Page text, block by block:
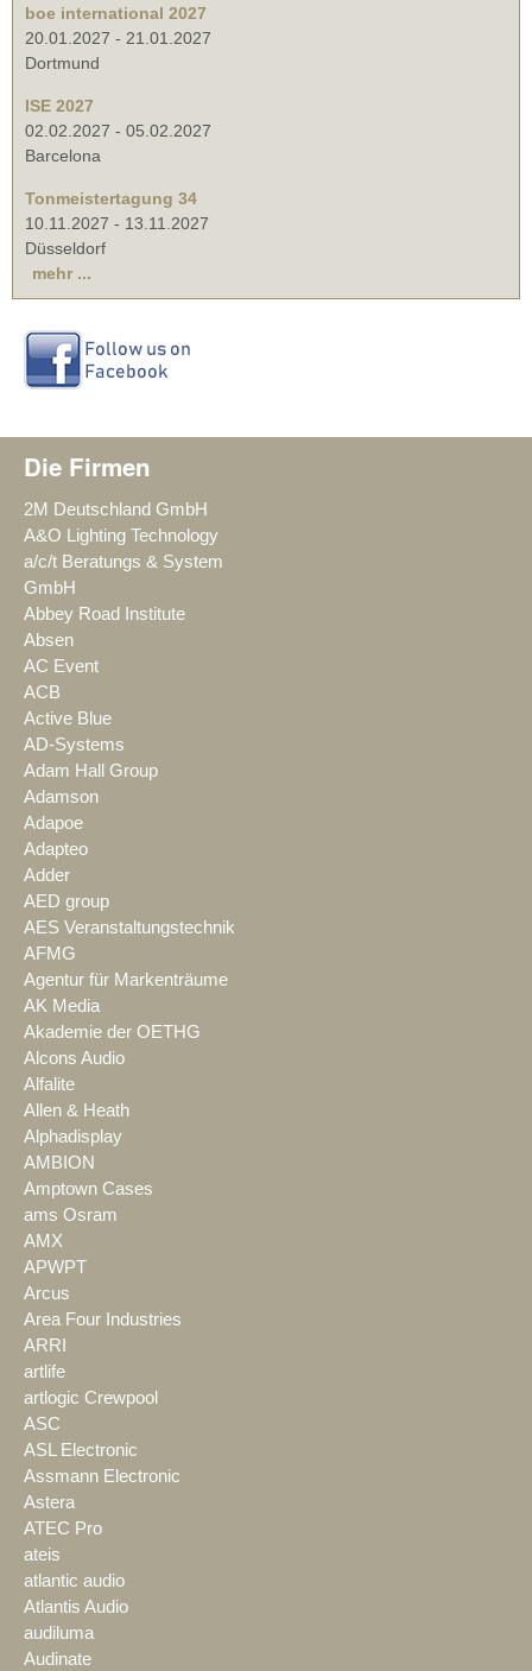
boe international 2027
20.01.2027 - 21.01.2027
Dortmund
ISE 2027
02.02.2027 - 05.02.2027
Barcelona
Tonmeistertagung 34
10.11.2027 - 13.11.2027
Düsseldorf
mehr ...
Die Firmen
2M Deutschland GmbH
A&O Lighting Technology
a/c/t Beratungs & System
GmbH
Abbey Road Institute
Absen
AC Event
ACB
Active Blue
AD-Systems
Adam Hall Group
Adamson
Adapoe
Adapteo
Adder
AED group
AES Veranstaltungstechnik
AFMG
Agentur für Markenträume
AK Media
Akademie der OETHG
Alcons Audio
Alfalite
Allen & Heath
Alphadisplay
AMBION
Amptown Cases
ams Osram
AMX
APWPT
Arcus
Area Four Industries
ARRI
artlife
artlogic Crewpool
ASC
ASL Electronic
Assmann Electronic
Astera
ATEC Pro
ateis
atlantic audio
Atlantis Audio
audiluma
Audinate